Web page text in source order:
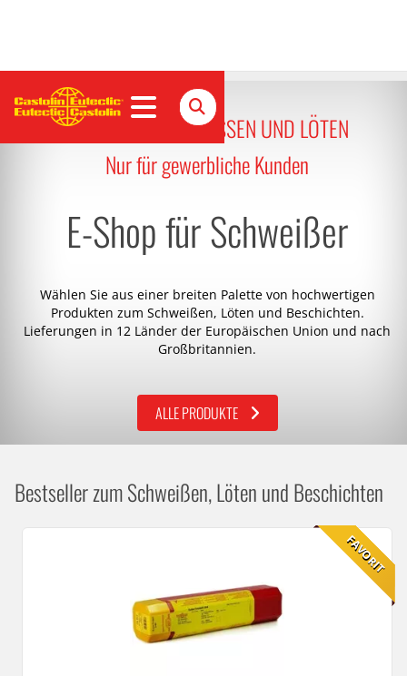
ALLES ZUM SCHWEISSEN UND LÖTEN
Nur für gewerbliche Kunden
E-Shop für Schweißer
Wählen Sie aus einer breiten Palette von hochwertigen
Produkten zum Schweißen, Löten und Beschichten.
Lieferungen in 12 Länder der Europäischen Union und nach
Großbritannien.
ALLE PRODUKTE
Bestseller zum Schweißen, Löten und Beschichten
FAVORIT